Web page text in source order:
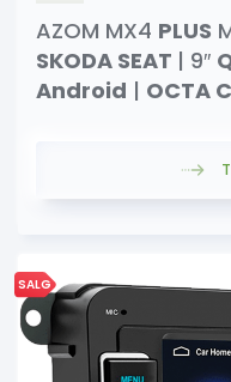
AZOM MX4 PLUS
SKODA SEAT | 9″
Android | OCTA
SALG